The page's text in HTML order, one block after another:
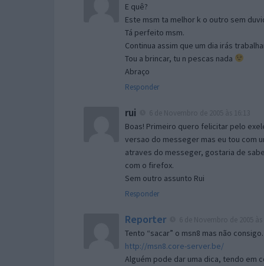
E quê?
Este msm ta melhor k o outro sem
Tá perfeito msm.
Continua assim que um dia irás
Tou a brincar, tu n pescas nada
Abraço
Responder
rui
Boas! Primeiro quero felicitar pelo
versao do messeger mas eu tou com
atraves do messeger, gostaria de
com o firefox.
Sem outro assunto Rui
Responder
Reporter
Tento “sacar” o msn8 mas não
http://msn8.core-server.be/
Alguém pode dar uma dica, tendo em